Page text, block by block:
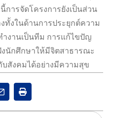
ารจัดโครงการยังเป็นส่วน
งในด้านการประยุกต์ความ
ำงานเป็นทีม การแก้ไขปัญ
งนักศึกษาให้มีจิตสาธารณะ
สังคมได้อย่างมีความสุข